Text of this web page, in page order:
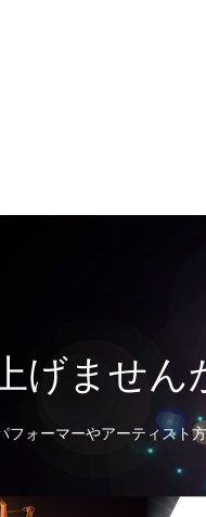
げません
フォーマーやアーティスト